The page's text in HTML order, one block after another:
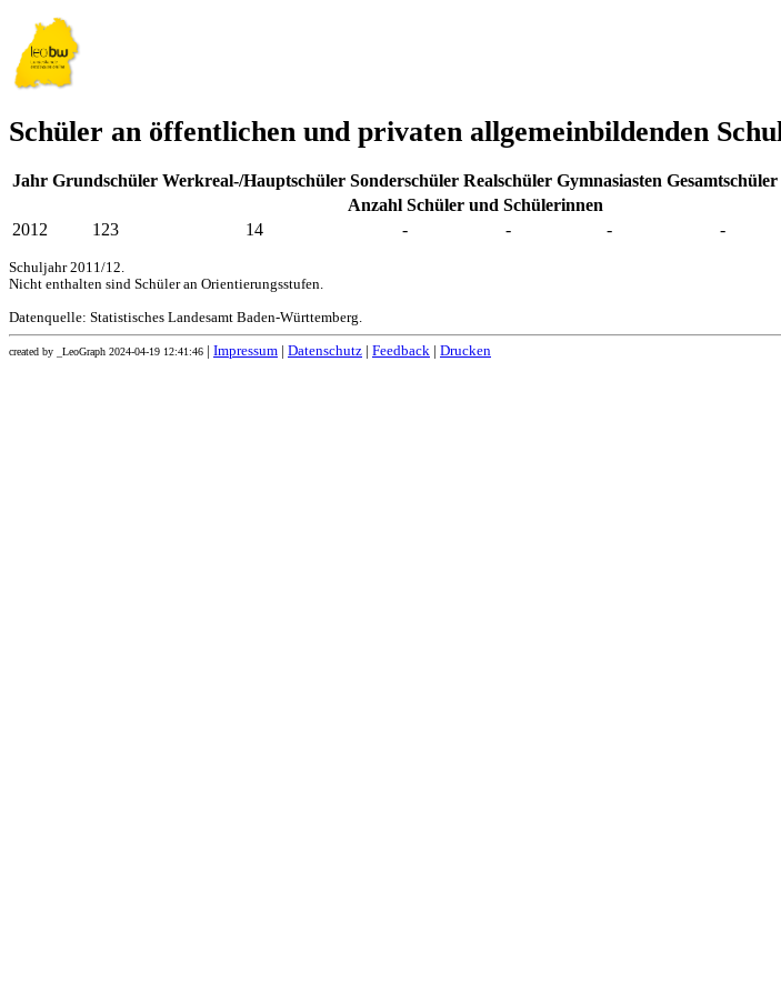
Schüler an öffentlichen und privaten allgemeinbildenden
Jahr Grundschüler Werkreal-/Hauptschüler Sonderschüler Realschüler Gymnasiasten Gesamtschüler
Anzahl Schüler und Schülerinnen
2012
123 14 - - - -
Schuljahr 2011/12.
Nicht enthalten sind Schüler an Orientierungsstufen.
Datenquelle: Statistisches Landesamt Baden-Württemberg.
created by _LeoGraph 2024-04-19 12:41:46 Impressum Datenschutz Feedback Drucken